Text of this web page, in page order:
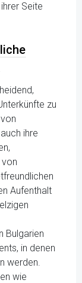
Seite
zu
ihre
Aufenthalt
Bulgarien
in denen
werden.
wie